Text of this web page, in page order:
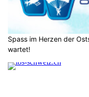
Spass im Herzen der
wartet!